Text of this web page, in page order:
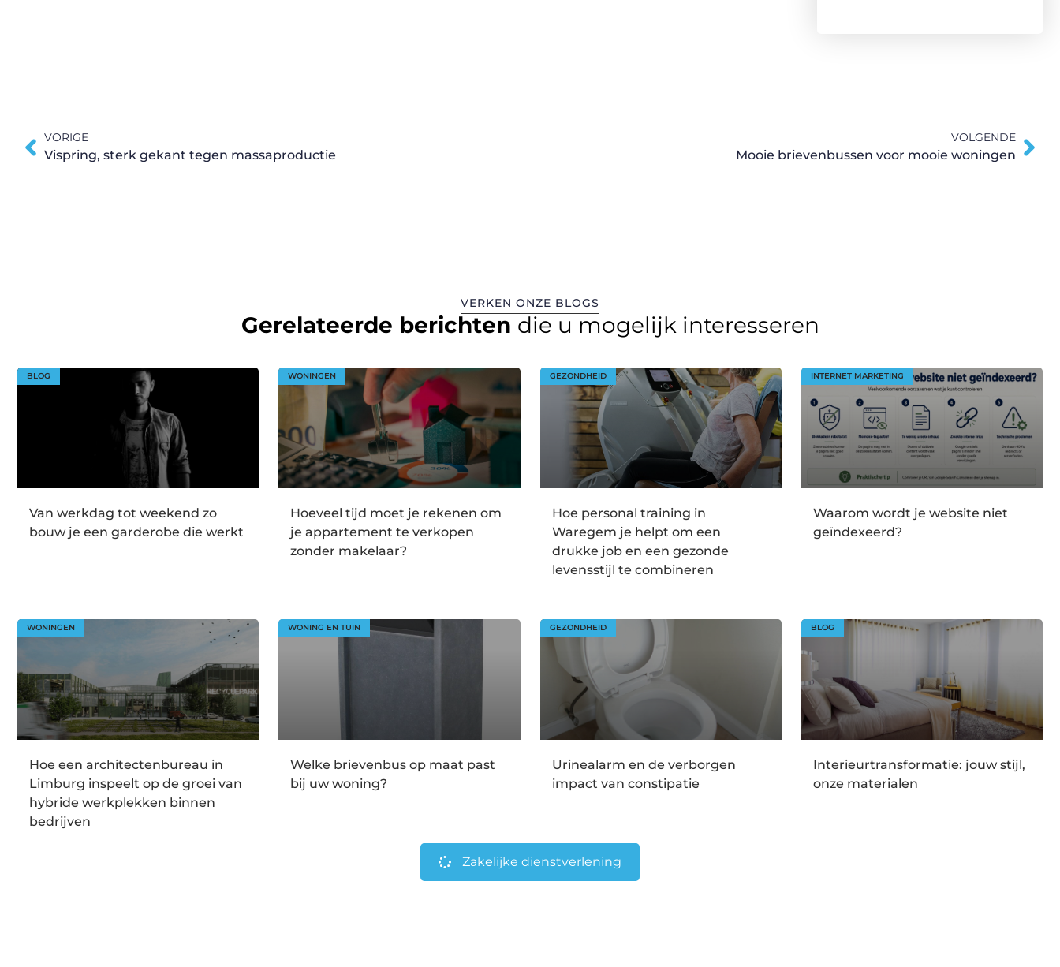
VORIGE
Vispring, sterk gekant tegen massaproductie
VOLGENDE
Mooie brievenbussen voor mooie woningen
VERKEN ONZE BLOGS
Gerelateerde berichten die u mogelijk interesseren
BLOG
Van werkdag tot weekend zo
bouw je een garderobe die werkt
WONINGEN
Hoeveel tijd moet je rekenen om
je appartement te verkopen
zonder makelaar?
GEZONDHEID
Hoe personal training in
Waregem je helpt om een
drukke job en een gezonde
levensstijl te combineren
INTERNET MARKETING
Waarom wordt je website niet
geïndexeerd?
WONINGEN
Hoe een architectenbureau in
Limburg inspeelt op de groei van
hybride werkplekken binnen
bedrijven
WONING EN TUIN
Welke brievenbus op maat past
bij uw woning?
GEZONDHEID
Urinealarm en de verborgen
impact van constipatie
BLOG
Interieurtransformatie: jouw stijl,
onze materialen
Zakelijke dienstverlening